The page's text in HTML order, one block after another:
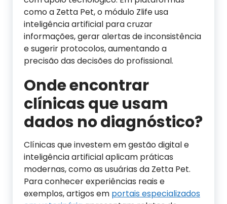
como a Zetta Pet, o módulo Zlife usa
inteligência artificial para cruzar
informações, gerar alertas de inconsistência
e sugerir protocolos, aumentando a
precisão das decisões do profissional.
Onde encontrar
clínicas que usam
dados no diagnóstico?
Clínicas que investem em gestão digital e
inteligência artificial aplicam práticas
modernas, como as usuárias da Zetta Pet.
Para conhecer experiências reais e
exemplos, artigos em portais especializados